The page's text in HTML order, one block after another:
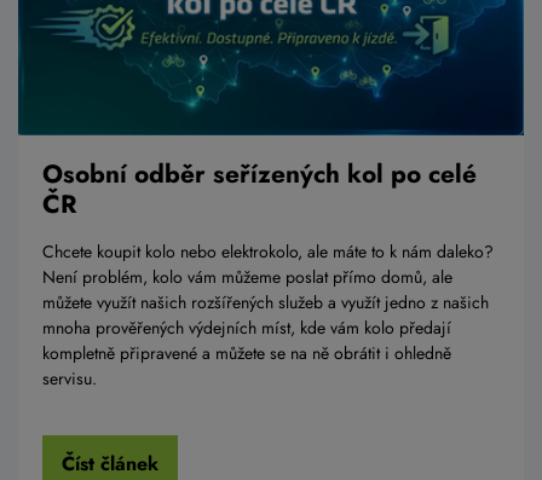
Osobní odběr seřízených kol po celé
ČR
Chcete koupit kolo nebo elektrokolo, ale máte to k nám daleko?
Není problém, kolo vám můžeme poslat přímo domů, ale
můžete využít našich rozšířených služeb a využít jedno z našich
mnoha prověřených výdejních míst, kde vám kolo předají
kompletně připravené a můžete se na ně obrátit i ohledně
servisu.
Číst článek